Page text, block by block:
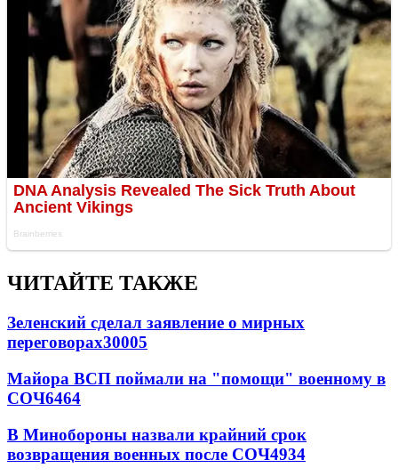
ЧИТАЙТЕ ТАКЖЕ
Зеленский сделал заявление о мирных
переговорах30005
Майора ВСП поймали на "помощи" военному в
СОЧ6464
В Минобороны назвали крайний срок
возвращения военных после СОЧ4934